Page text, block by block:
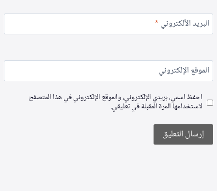
البريد الألكتروني*
الموقع الإلكتروني
احفظ اسمي، بريدي الإلكتروني، والموقع الإلكتروني في هذا المتصفح
لاستخدامها المرة المقبلة في تعليقي.